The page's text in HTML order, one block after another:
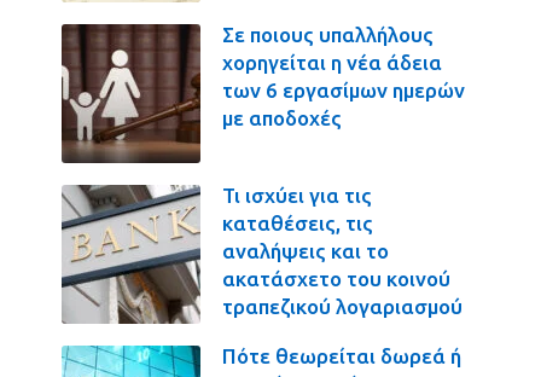
Σε ποιους υπαλλήλους
χορηγείται η νέα άδεια
των 6 εργασίμων ημερών
με αποδοχές
Τι ισχύει για τις
καταθέσεις, τις
αναλήψεις και το
ακατάσχετο του κοινού
τραπεζικού λογαριασμού
Πότε θεωρείται δωρεά ή